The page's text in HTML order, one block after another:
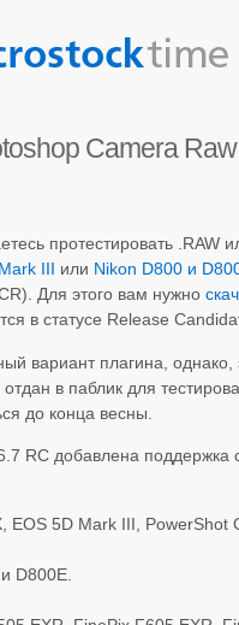
Camera
протестировать
III или Nikon D800 и
Для этого вам нужно
в статусе Release
вариант плагина, однако,
отдан в паблик для
до конца весны.
RC добавлена
EOS 5D Mark III, PowerShot
D800E.